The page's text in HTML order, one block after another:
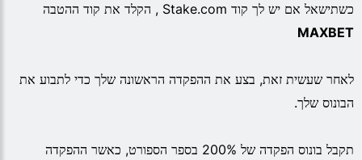
כשתישאל אם יש לך קוד Stake.com , הקלד את קוד ההטבה
MAXBET
לאחר שעשית זאת, בצע את ההפקדה הראשונה שלך כדי לתבוע את
הבונוס שלך.
תקבל בונוס הפקדה של 200% בספר הספורט, כאשר ההפקדה